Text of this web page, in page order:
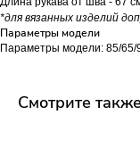
*для вязанных изделий
Параметры модели
Параметры модели: 85/65/
Смотрите